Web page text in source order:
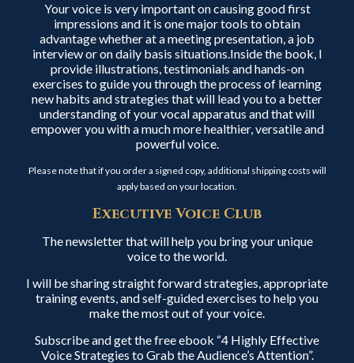
Your voice is very important on causing good first
impressions and it is one major tools to obtain
advantage whether at a meeting presentation, a job
interview or on daily basis situations.Inside the book, I
provide illustrations, testimonials and hands-on
exercises to guide you through the process of learning
new habits and strategies that will lead you to a better
understanding of your vocal apparatus and that will
empower you with a much more healthier, versatile and
powerful voice.
Please note that if you order a signed copy, additional shipping costs will
apply based on your location.
Executive Voice Club
The newsletter that will help you bring your unique
voice to the world.
I will be sharing straight forward strategies, appropriate
training events, and self-guided exercises to help you
make the most out of your voice.
Subscribe and get the free ebook “4 Highly Effective
Voice Strategies to Grab the Audience’s Attention”.